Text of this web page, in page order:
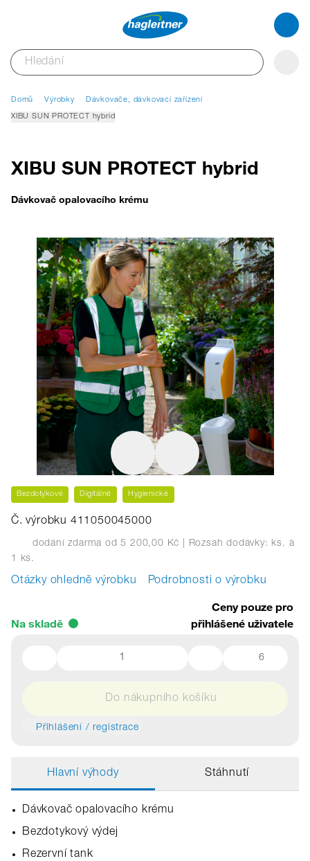
Domů Výrobky Dávkovače, dávkovací zařízení
XIBU SUN PROTECT hybrid
XIBU SUN PROTECT hybrid
Dávkovač opalovacího krému
Bezdotykové Digitálně Hygienické
Č. výrobku 411050045000
dodání zdarma od 5 200,00 Kč | Rozsah dodávky: ks. à
1 ks.
Otázky ohledně výrobku Podrobnosti o výrobku
Na skladě
Ceny pouze pro
přihlášené uživatele
6
Do nákupního košíku
Přihlášení / registrace
Hlavní výhody Stáhnutí
Dávkovač opalovacího krému
Bezdotykový výdej
Rezervní tank